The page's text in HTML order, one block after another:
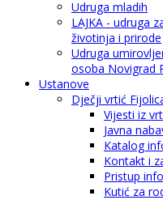
Udruga mladih
LAJKA - udruga
životinja i prirode
Udruga
osoba Novigrad
Ustanove
Dječji vrtić
Vijesti iz
Javna
Katalog
Kontakt i
Pristup
Kutić za